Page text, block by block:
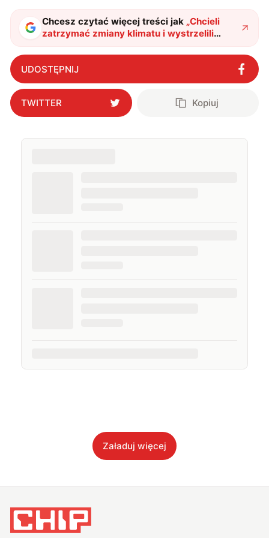
Chcesz czytać więcej treści jak „Chcieli
zatrzymać zmiany klimatu i wystrzelili
chemię do atmosfery. Decyzja władz była
stanowcza"?
UDOSTĘPNIJ
TWITTER Kopiuj
Załaduj więcej